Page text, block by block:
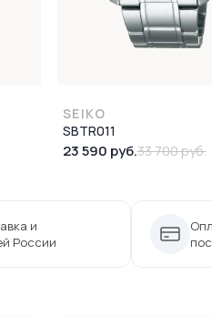
SEIKO
SBTR011
23 590 руб.33 700 руб.
и
России